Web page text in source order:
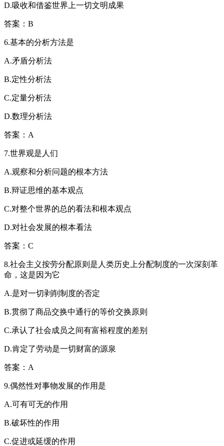
D.吸收和借鉴世界上一切文明成果
答案：B
6.基本的分析方法是
A.矛盾分析法
B.定性分析法
C.定量分析法
D.数理分析法
答案：A
7.世界观是人们
A.观察和分析问题的根本方法
B.辩证思维的基本观点
C.对整个世界的总的看法和根本观点
D.对社会发展的根本看法
答案：C
8.社会主义按劳分配原则是人类历史上分配制度的一次深刻革
命，这是因为它
A.是对一切剥削制度的否定
B.贯彻了商品交换中通行的等价交换原则
C.承认了社会成员之间有富裕程度的差别
D.肯定了劳动是一切财富的源泉
答案：A
9.偶然性对事物发展的作用是
A.可有可无的作用
B.破坏性的作用
C.促进或延缓的作用